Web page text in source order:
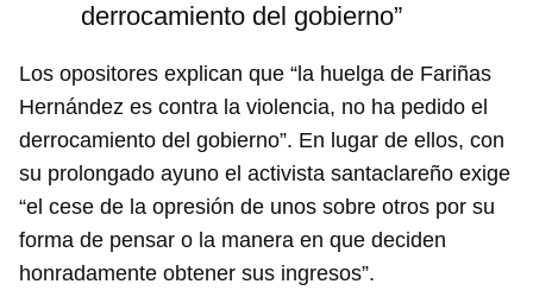
derrocamiento del gobierno”
Los opositores explican que “la huelga de Fariñas
Hernández es contra la violencia, no ha pedido el
derrocamiento del gobierno”. En lugar de ellos, con
su prolongado ayuno el activista santaclareño exige
“el cese de la opresión de unos sobre otros por su
forma de pensar o la manera en que deciden
honradamente obtener sus ingresos”.